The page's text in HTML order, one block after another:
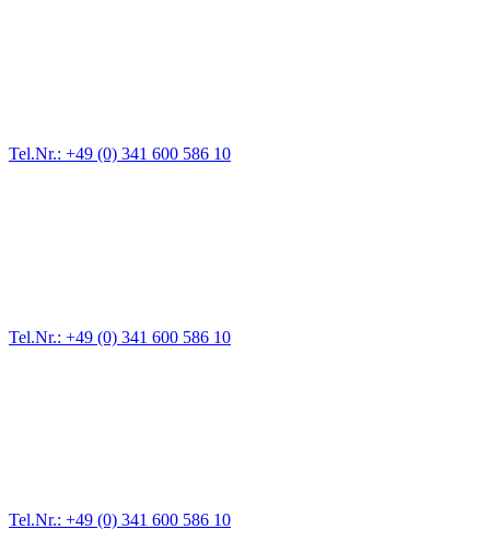
Tel.Nr.: +49 (0) 341 600 586 10
Tel.Nr.: +49 (0) 341 600 586 10
Tel.Nr.: +49 (0) 341 600 586 10